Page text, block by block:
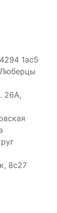
1ас5
26А,
8с27